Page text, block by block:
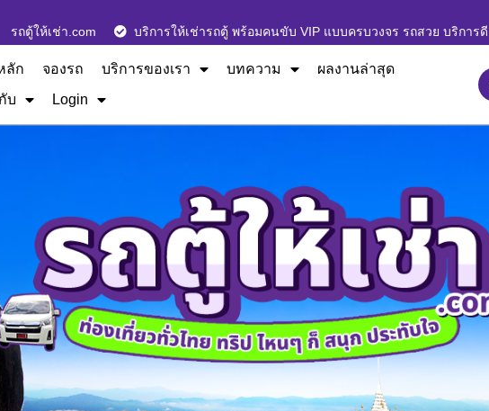
รถตู้ให้เช่า.com บริการให้เช่ารถตู้ พร้อมคนขับ VIP แบบครบวงจร รถสวย บริการ
ลัก จองรถ บริการของเรา บทความ
ผลงานล่าสุด
บ
Login